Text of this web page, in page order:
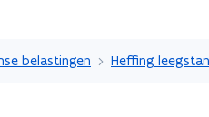
belastingen